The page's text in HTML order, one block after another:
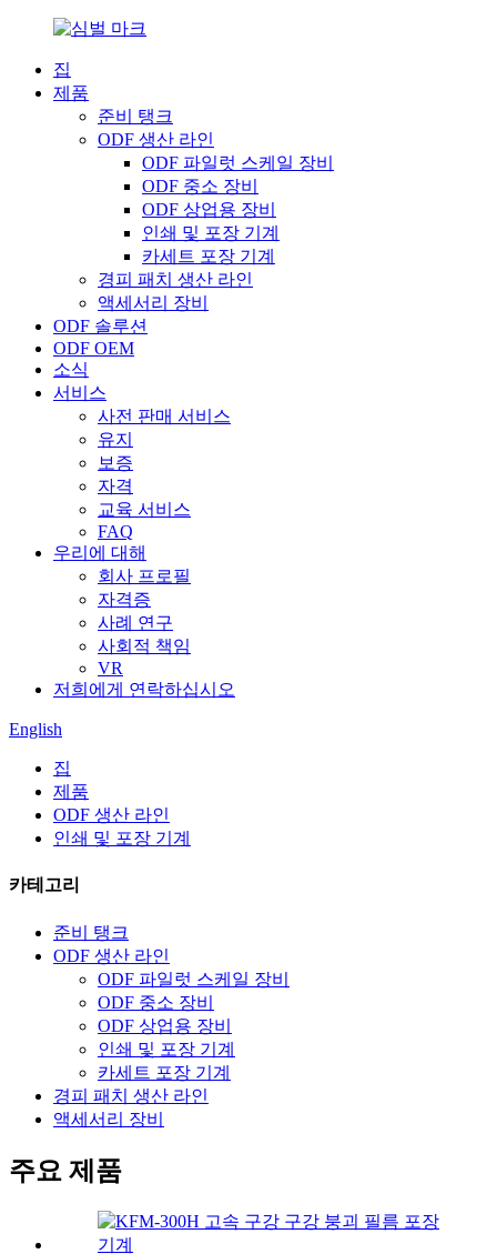
집
제품
준비 탱크
ODF 생산 라인
ODF 파일럿 스케일 장비
ODF 중소 장비
ODF 상업용 장비
인쇄 및 포장 기계
카세트 포장 기계
경피 패치 생산 라인
액세서리 장비
ODF 솔루션
ODF OEM
소식
서비스
사전 판매 서비스
유지
보증
자격
교육 서비스
FAQ
우리에 대해
회사 프로필
자격증
사례 연구
사회적 책임
VR
저희에게 연락하십시오
English
집
제품
ODF 생산 라인
인쇄 및 포장 기계
카테고리
준비 탱크
ODF 생산 라인
ODF 파일럿 스케일 장비
ODF 중소 장비
ODF 상업용 장비
인쇄 및 포장 기계
카세트 포장 기계
경피 패치 생산 라인
액세서리 장비
주요 제품